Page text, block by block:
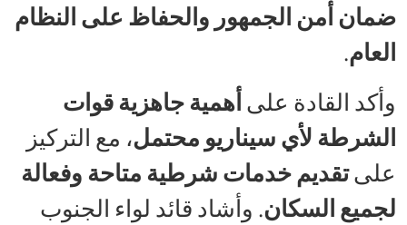
ضمان أمن الجمهور والحفاظ على النظام
العام.
وأكد القادة على أهمية جاهزية قوات
الشرطة لأي سيناريو محتمل، مع التركيز
علىتقديم خدمات شرطية متاحة وفعالة
لجميع السكان. وأشاد قائد لواء الجنوب